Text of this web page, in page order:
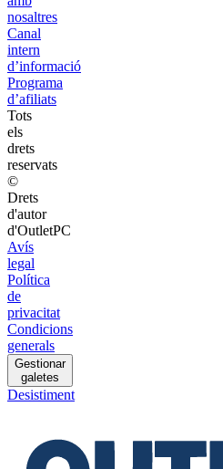
nosaltres
Canal
intern
d’informació
Programa
d’afiliats
Tots
els
drets
reservats
©
Drets
d'autor
d'OutletPC
Avís
legal
Política
de
privacitat
Condicions
generals
Gestionar
galetes
Desistiment